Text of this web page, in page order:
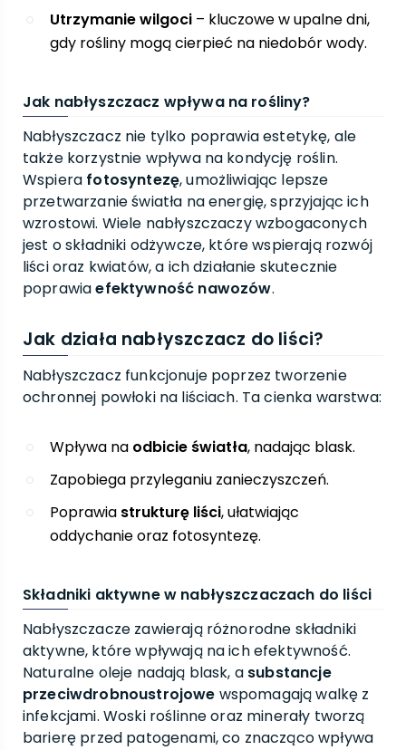
Utrzymanie wilgoci – kluczowe w upalne dni,
gdy rośliny mogą cierpieć na niedobór wody.
Jak nabłyszczacz wpływa na rośliny?
Nabłyszczacz nie tylko poprawia estetykę, ale
także korzystnie wpływa na kondycję roślin.
Wspiera fotosyntezę, umożliwiając lepsze
przetwarzanie światła na energię, sprzyjając ich
wzrostowi. Wiele nabłyszczaczy wzbogaconych
jest o składniki odżywcze, które wspierają rozwój
liści oraz kwiatów, a ich działanie skutecznie
poprawiaefektywność nawozów.
Jak działa nabłyszczacz do liści?
Nabłyszczacz funkcjonuje poprzez tworzenie
ochronnej powłoki na liściach. Ta cienka warstwa:
Wpływa na odbicie światła, nadając blask.
Zapobiega przyleganiu zanieczyszczeń.
Poprawia strukturę liści, ułatwiając
oddychanie oraz fotosyntezę.
Składniki aktywne w nabłyszczaczach do liści
Nabłyszczacze zawierają różnorodne składniki
aktywne, które wpływają na ich efektywność.
Naturalne oleje nadają blask, a substancje
przeciwdrobnoustrojowe wspomagają walkę z
infekcjami. Woski roślinne oraz minerały tworzą
barierę przed patogenami, co znacząco wpływa